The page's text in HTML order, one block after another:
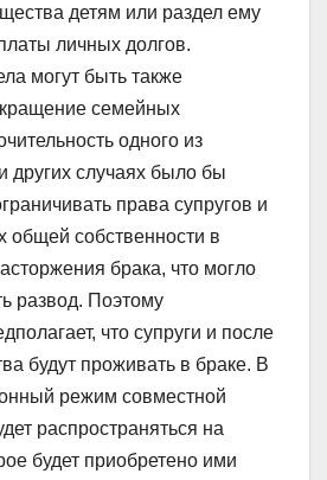
детям или раздел ему
личных долгов.
могут быть также
семейных
одного из
других случаях было бы
права супругов и
общей собственности в
брака, что могло
развод. Поэтому
что супруги и после
будут проживать в браке. В
режим совместной
распространяться на
будет приобретено ими